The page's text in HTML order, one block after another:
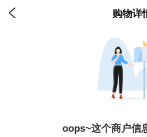
 购物详
oops~这个商户信